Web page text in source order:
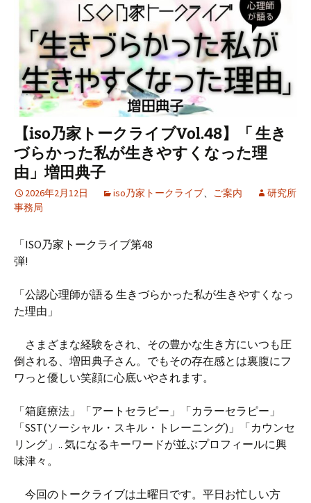
【iso乃家トークライブVol.48】「 生き
づらかった私が生きやすくなった理
由」増田典子
2026年2月12日 iso乃家トークライブ、 ご案内
研究所
事務局
「ISO乃家トークライブ第48
弾!
「公認心理師が語る 生きづらかった私が生きやすくなっ
た理由」
さまざまな経験をされ、その豊かな生き方にいつも圧
倒される、増田典子さん。でもその存在感とは裏腹にフ
ワっと優しい笑顔に心底いやされます。
「箱庭療法」「アートセラピー」「カラーセラピー」
「SST(ソーシャル・スキル・トレーニング)」「カウンセ
リング」.. 気になるキーワードが並ぶプロフィールに興
味津々。
今回のトークライブは土曜日です。平日お忙しい方